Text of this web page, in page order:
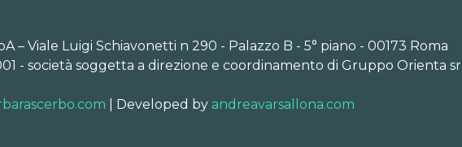
– Viale Luigi Schiavonetti n 290 - Palazzo B - 5° piano - 00173 Roma
- società soggetta a direzione e coordinamento di Gruppo Orienta srl
| Developed by andreavarsallona.com